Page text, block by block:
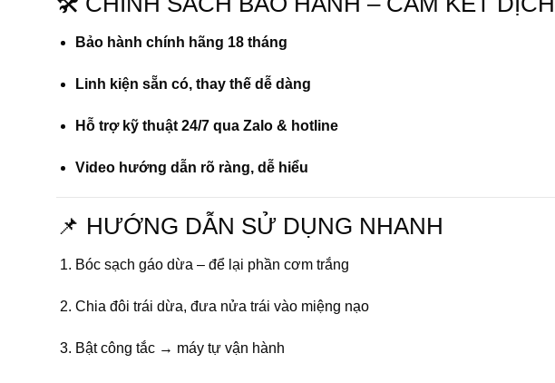
Bảo hành chính hãng 18 tháng
Linh kiện sẵn có, thay thế dễ dàng
Hỗ trợ kỹ thuật 24/7 qua Zalo & hotline
Video hướng dẫn rõ ràng, dễ hiểu
📌 HƯỚNG DẪN SỬ DỤNG NHANH
Bóc sạch gáo dừa – để lại phần cơm trắng
Chia đôi trái dừa, đưa nửa trái vào miệng nạo
Bật công tắc → máy tự vận hành